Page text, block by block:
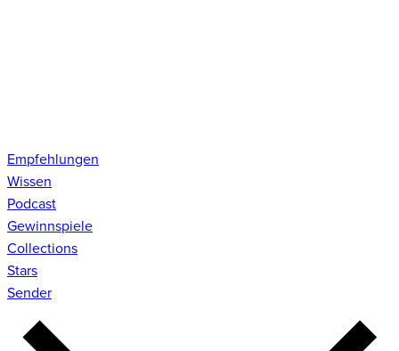
Empfehlungen
Wissen
Podcast
Gewinnspiele
Collections
Stars
Sender